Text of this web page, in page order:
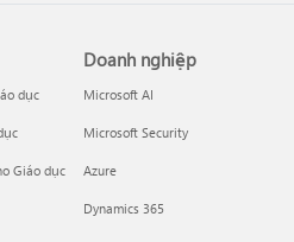
dục
Giáo dục
Doanh nghiệp
Microsoft AI
Microsoft Security
Azure
Dynamics 365